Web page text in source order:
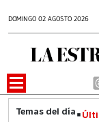
DOMINGO 02 AGOSTO 2026